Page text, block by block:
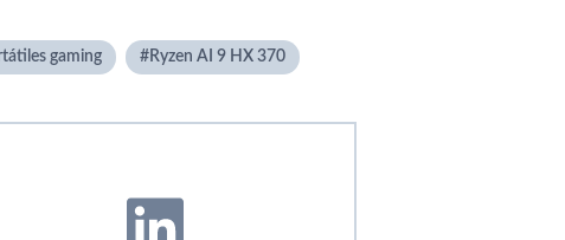
gaming Ryzen AI 9 HX 370